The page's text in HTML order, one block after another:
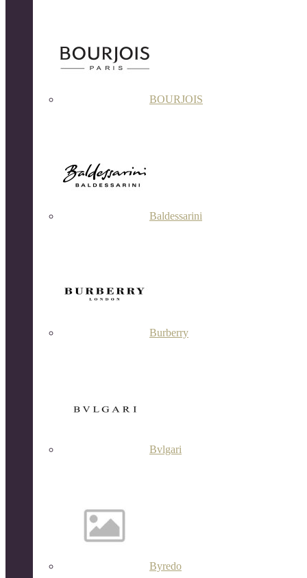
BOURJOIS
Baldessarini
Burberry
Bvlgari
Byredo